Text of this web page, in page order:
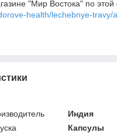
"Мир Востока" по этой
health/lechebnye-travy/
Индия
Капсулы